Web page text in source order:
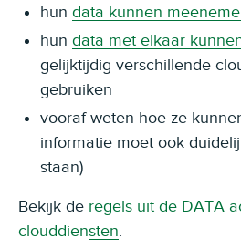
hun data kunnen
hun data met elkaar
gelijktijdig verschillende
gebruiken
vooraf weten hoe ze
informatie moet ook
staan)
Bekijk de regels uit de DATA
clouddiensten.